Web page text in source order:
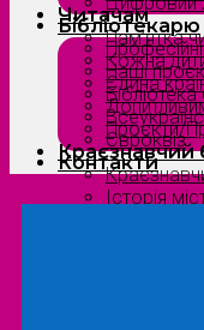
Читачам
Пам’ятка
Кожна
Єдина
Проєкти/
Краєзнавчий
Історія
Бібліотекарю
Наші
Євроквіз
Контакти